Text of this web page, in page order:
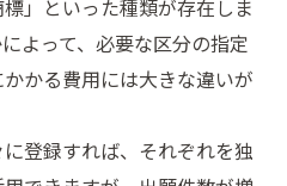
」といった種類が存在しま
よって、必要な区分の指定
かる費用には大きな違いが
登録すれば、それぞれを独